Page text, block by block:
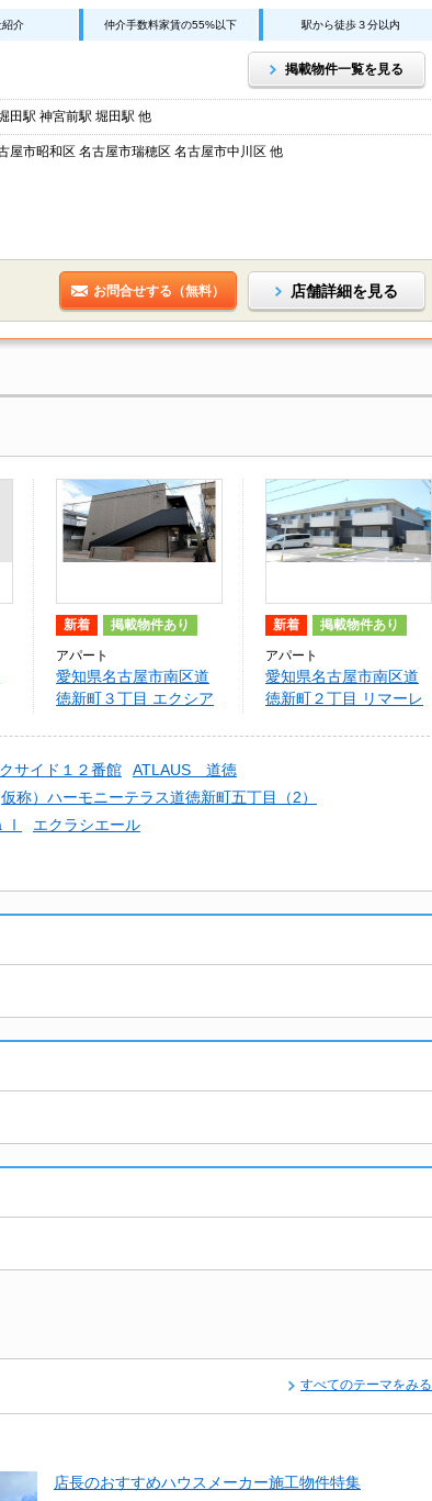
紹介 仲介手数料家賃の55%以下 駅から徒歩３分以内
掲載物件一覧を見る
田駅 神宮前駅 堀田駅 他
屋市昭和区 名古屋市瑞穂区 名古屋市中川区 他
お問合せする（無料） 店舗詳細を見る
新着 掲載物件あり
アパート
愛知県名古屋市南区道
徳新町３丁目 エクシア
新着 掲載物件あり
アパート
愛知県名古屋市南区道
徳新町２丁目 リマーレ
サイド１２番館
ATLAUS 道徳
仮称）ハーモニーテラス道徳新町五丁目（2）
Ⅰ
エクラシエール
すべてのテーマをみる
店長のおすすめハウスメーカー施工物件特集